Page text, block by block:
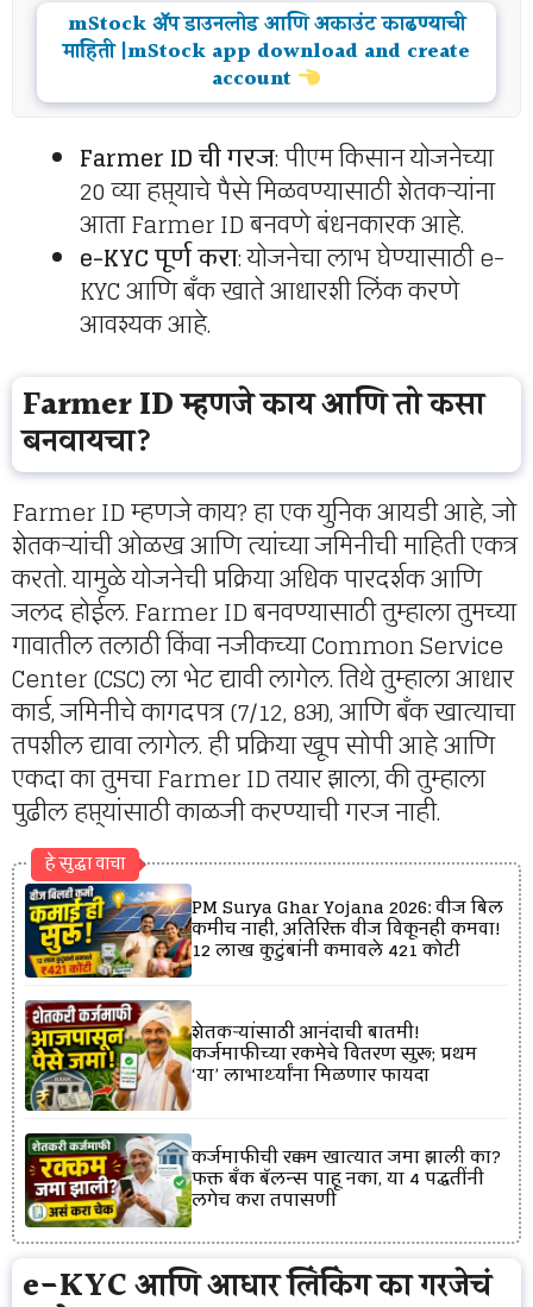
mStock ॲप डाउनलोड आणि अकाउंट काढण्याची
माहिती |mStock app download and create
account
Farmer ID ची गरज: पीएम किसान योजनेच्या
20 व्या हप्त्याचे पैसे मिळवण्यासाठी शेतकऱ्यांना
आता Farmer ID बनवणे बंधनकारक आहे.
e-KYC पूर्ण करा: योजनेचा लाभ घेण्यासाठी e-
KYC आणि बँक खाते आधारशी लिंक करणे
आवश्यक आहे.
Farmer ID म्हणजे काय आणि तो कसा
बनवायचा?
Farmer ID म्हणजे काय? हा एक युनिक आयडी आहे, जो
शेतकऱ्यांची ओळख आणि त्यांच्या जमिनीची माहिती एकत्र
करतो. यामुळे योजनेची प्रक्रिया अधिक पारदर्शक आणि
जलद होईल. Farmer ID बनवण्यासाठी तुम्हाला तुमच्या
गावातील तलाठी किंवा नजीकच्या Common Service
Center (CSC) ला भेट द्यावी लागेल. तिथे तुम्हाला आधार
कार्ड, जमिनीचे कागदपत्र (7/12, 8अ), आणि बँक खात्याचा
तपशील द्यावा लागेल. ही प्रक्रिया खूप सोपी आहे आणि
एकदा का तुमचा Farmer ID तयार झाला, की तुम्हाला
पुढील हप्त्यांसाठी काळजी करण्याची गरज नाही.
हे सुद्धा वाचा
PM Surya Ghar Yojana 2026: वीज बिल
कमीच नाही, अतिरिक्त वीज विकूनही कमवा!
12 लाख कुटुंबांनी कमावले ₹421 कोटी
शेतकऱ्यांसाठी आनंदाची बातमी!
कर्जमाफीच्या रकमेचे वितरण सुरू; प्रथम
‘या’ लाभार्थ्यांना मिळणार फायदा
कर्जमाफीची रक्कम खात्यात जमा झाली का?
फक्त बँक बॅलन्स पाहू नका, या 4 पद्धतींनी
लगेच करा तपासणी
e-KYC आणि आधार लिंकिंग का गरजेचं